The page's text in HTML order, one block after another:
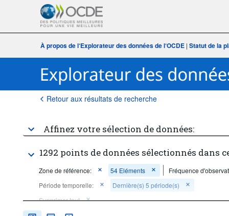
À propos de l‘Explorateur des données de l‘OCDE | Statut de la
Retour aux résultats de recherche
Affinez votre sélection de données:
1292 points de données sélectionnés dans
Zone de référence: 54 Eléments
Fréquence
Période temporelle:
Dernière(s) 5 période(s)
Supprimer tout